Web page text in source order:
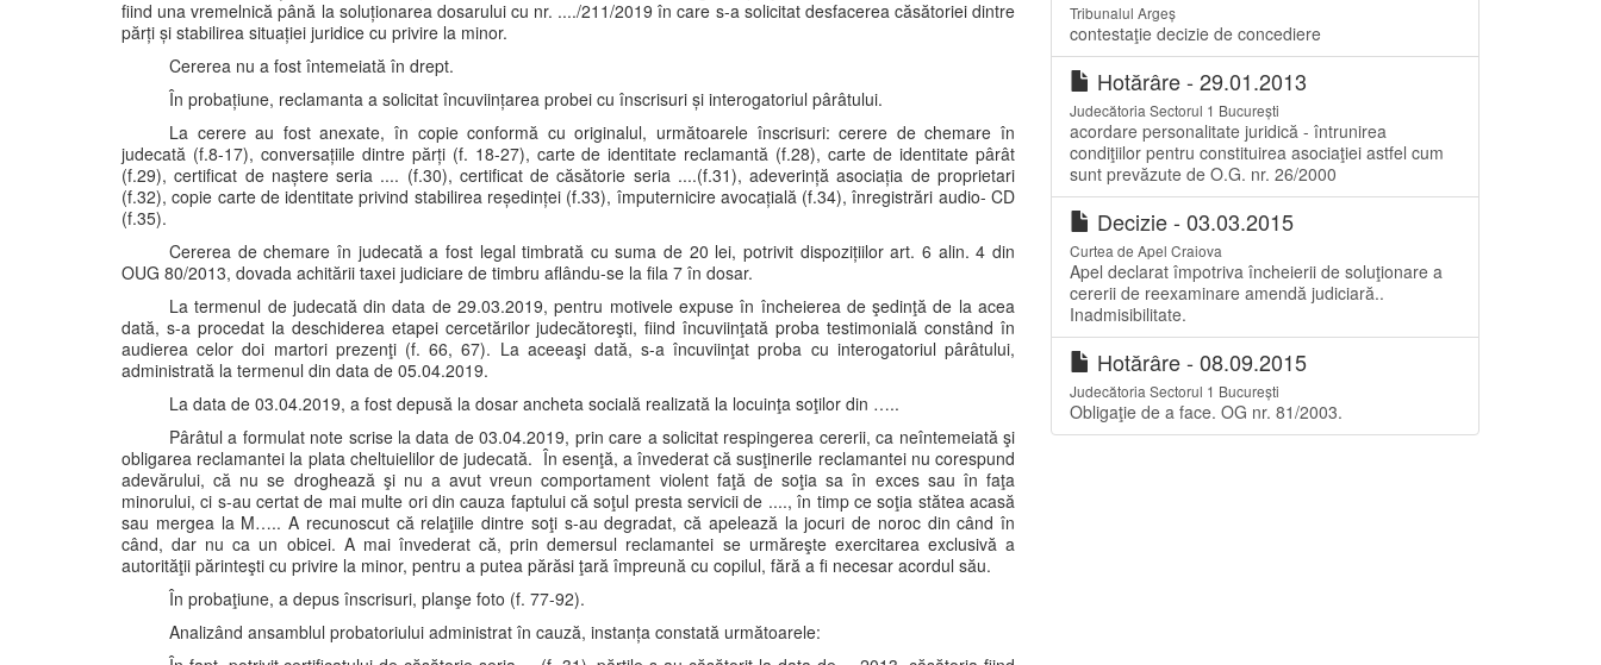
fiind una vremelnică până la soluționarea dosarului cu nr. ..../211/2019 în care s-a solicitat desfacerea căsătoriei dintre
părți și stabilirea situației juridice cu privire la minor.
Cererea nu a fost întemeiată în drept.
În probațiune, reclamanta a solicitat încuviințarea probei cu înscrisuri și interogatoriul pârâtului.
La cerere au fost anexate, în copie conformă cu originalul, următoarele înscrisuri: cerere de chemare în
judecată (f.8-17), conversațiile dintre părți (f. 18-27), carte de identitate reclamantă (f.28), carte de identitate pârât
(f.29), certificat de naștere seria .... (f.30), certificat de căsătorie seria ....(f.31), adeverință asociația de proprietari
(f.32), copie carte de identitate privind stabilirea reședinței (f.33), împuternicire avocațială (f.34), înregistrări audio- CD
(f.35).
Cererea de chemare în judecată a fost legal timbrată cu suma de 20 lei, potrivit dispozițiilor art. 6 alin. 4 din
OUG 80/2013, dovada achitării taxei judiciare de timbru aflându-se la fila 7 în dosar.
La termenul de judecată din data de 29.03.2019, pentru motivele expuse în încheierea de şedinţă de la acea
dată, s-a procedat la deschiderea etapei cercetărilor judecătoreşti, fiind încuviinţată proba testimonială constând în
audierea celor doi martori prezenţi (f. 66, 67). La aceeaşi dată, s-a încuviinţat proba cu interogatoriul pârâtului,
administrată la termenul din data de 05.04.2019.
La data de 03.04.2019, a fost depusă la dosar ancheta socială realizată la locuinţa soţilor din …..
Pârâtul a formulat note scrise la data de 03.04.2019, prin care a solicitat respingerea cererii, ca neîntemeiată şi
obligarea reclamantei la plata cheltuielilor de judecată. În esenţă, a învederat că susţinerile reclamantei nu corespund
adevărului, că nu se droghează şi nu a avut vreun comportament violent faţă de soţia sa în exces sau în faţa
minorului, ci s-au certat de mai multe ori din cauza faptului că soţul presta servicii de ...., în timp ce soţia stătea acasă
sau mergea la M….. A recunoscut că relaţiile dintre soţi s-au degradat, că apelează la jocuri de noroc din când în
când, dar nu ca un obicei. A mai învederat că, prin demersul reclamantei se urmăreşte exercitarea exclusivă a
autorităţii părinteşti cu privire la minor, pentru a putea părăsi ţară împreună cu copilul, fără a fi necesar acordul său.
În probaţiune, a depus înscrisuri, planşe foto (f. 77-92).
Analizând ansamblul probatoriului administrat în cauză, instanța constată următoarele:
Tribunalul Argeș
contestaţie decizie de concediere
Hotărâre - 29.01.2013
Judecătoria Sectorul 1 București
acordare personalitate juridică - întrunirea
condiţiilor pentru constituirea asociaţiei astfel cum
sunt prevăzute de O.G. nr. 26/2000
Decizie - 03.03.2015
Curtea de Apel Craiova
Apel declarat împotriva încheierii de soluţionare a
cererii de reexaminare amendă judiciară..
Inadmisibilitate.
Hotărâre - 08.09.2015
Judecătoria Sectorul 1 București
Obligaţie de a face. OG nr. 81/2003.